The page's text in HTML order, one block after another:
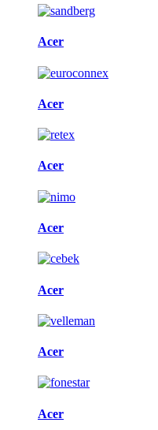
Acer
Acer
Acer
Acer
Acer
Acer
Acer